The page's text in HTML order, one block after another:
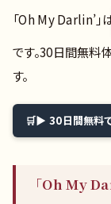
「Oh My Darlin’」
です。30日間無料
す。
▶ 30日間無料
「Oh My